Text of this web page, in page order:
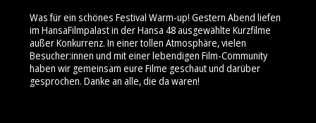
Was für ein schönes Festival Warm-up! Gestern Abend liefen
im HansaFilmpalast in der Hansa 48 ausgewählte Kurzfilme
außer Konkurrenz. In einer tollen Atmosphäre, vielen
Besucher:innen und mit einer lebendigen Film-Community
haben wir gemeinsam eure Filme geschaut und darüber
gesprochen. Danke an alle, die da waren!